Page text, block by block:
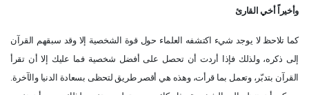
وأخيراً أخي القارئ
كما تلاحظ لا يوجد شيء اكتشفه العلماء حول قوة الشخصية إلا وقد سبقهم القرآن
إلى ذكره، ولذلك فإذا أردت أن تحصل على أفضل شخصية فما عليك إلا أن تقرأ
القرآن بتدبّر، وتعمل بما قرأت، وهذه هي أقصر طريق لتحظى بسعادة الدنيا والآخرة.